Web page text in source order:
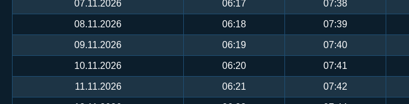
07.11.2026 06:17 07:38
08.11.2026 06:18 07:39
09.11.2026 06:19 07:40
10.11.2026 06:20 07:41
11.11.2026 06:21 07:42